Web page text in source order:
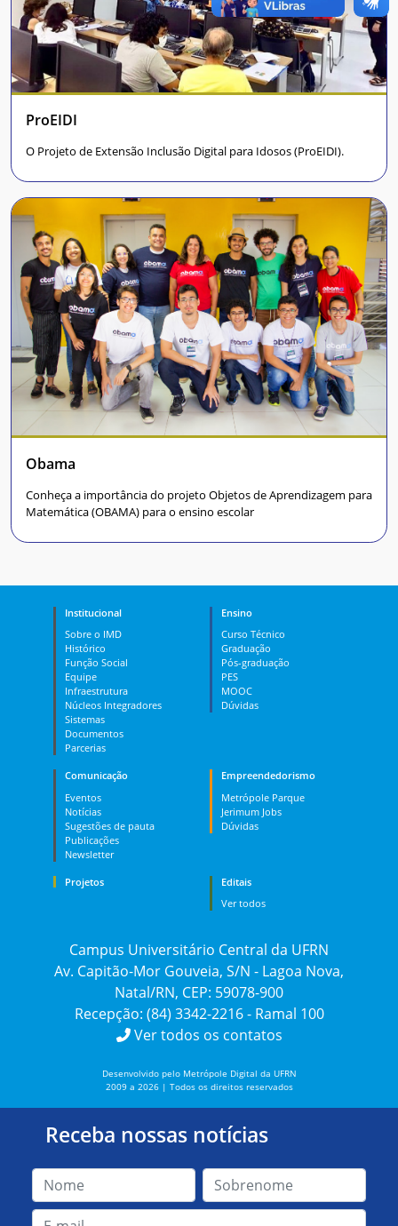
ProEIDI
O Projeto de Extensão Inclusão Digital para Idosos (ProEIDI).
Obama
Conheça a importância do projeto Objetos de Aprendizagem para
Matemática (OBAMA) para o ensino escolar
Institucional
Sobre o IMD
Histórico
Função Social
Equipe
Infraestrutura
Núcleos Integradores
Sistemas
Documentos
Parcerias
Ensino
Curso Técnico
Graduação
Pós-graduação
PES
MOOC
Dúvidas
Comunicação
Eventos
Notícias
Sugestões de pauta
Publicações
Newsletter
Empreendedorismo
Metrópole Parque
Jerimum Jobs
Dúvidas
Projetos
Editais
Ver todos
Campus Universitário Central da UFRN
Av. Capitão-Mor Gouveia, S/N - Lagoa Nova,
Natal/RN, CEP: 59078-900
Recepção: (84) 3342-2216 - Ramal 100
Ver todos os contatos
Desenvolvido pelo Metrópole Digital da UFRN
2009 a 2026 | Todos os direitos reservados
Receba nossas notícias